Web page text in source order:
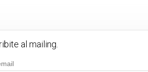
al mailing.